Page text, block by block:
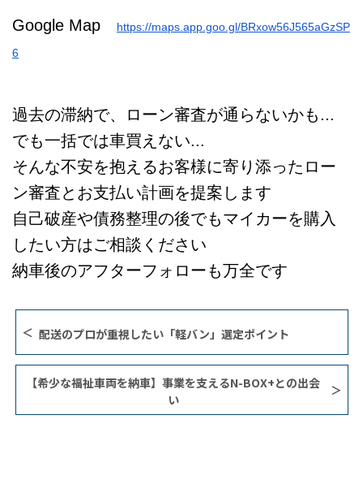
Google Map
https://maps.app.goo.gl/BRxow56J565aGzSP
6
過去の滞納で、ローン審査が通らないかも...
でも一括では車買えない...
そんな不安を抱えるお客様に寄り添ったロー
ン審査とお支払い計画を提案します
自己破産や債務整理の後でもマイカーを購入
したい方はご相談ください
納車後のアフターフォローも万全です
配送のプロが重視したい「軽バン」選定ポイント
【希少な福祉車両を納車】事業を支えるN-BOX+との出会
い